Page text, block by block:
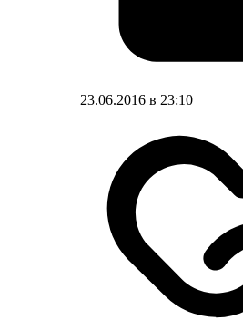
23.06.2016 в 23:10